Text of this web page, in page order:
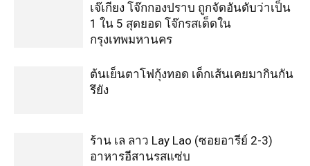
เจ๊เกียง โจ๊กกองปราบ ถูกจัดอันดับว่าเป็น
1 ใน 5 สุดยอด โจ๊กรสเด็ดใน
กรุงเทพมหานคร
ต้นเย็นตาโฟกุ้งทอด เด็กเส้นเคยมากินกัน
รึยัง
ร้าน เล ลาว Lay Lao (ซอยอารีย์ 2-3)
อาหารอีสานรสแซ่บ